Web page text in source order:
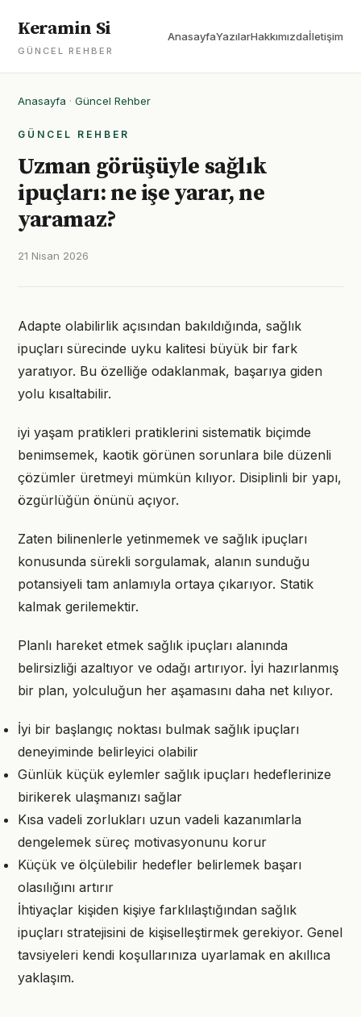
Keramin Si
GÜNCEL REHBER
AnasayfaYazılarHakkımızdaİletişim
Anasayfa · Güncel Rehber
GÜNCEL REHBER
Uzman görüşüyle sağlık
ipuçları: ne işe yarar, ne
yaramaz?
21 Nisan 2026
Adapte olabilirlik açısından bakıldığında, sağlık
ipuçları sürecinde uyku kalitesi büyük bir fark
yaratıyor. Bu özelliğe odaklanmak, başarıya giden
yolu kısaltabilir.
iyi yaşam pratikleri pratiklerini sistematik biçimde
benimsemek, kaotik görünen sorunlara bile düzenli
çözümler üretmeyi mümkün kılıyor. Disiplinli bir yapı,
özgürlüğün önünü açıyor.
Zaten bilinenlerle yetinmemek ve sağlık ipuçları
konusunda sürekli sorgulamak, alanın sunduğu
potansiyeli tam anlamıyla ortaya çıkarıyor. Statik
kalmak gerilemektir.
Planlı hareket etmek sağlık ipuçları alanında
belirsizliği azaltıyor ve odağı artırıyor. İyi hazırlanmış
bir plan, yolculuğun her aşamasını daha net kılıyor.
İyi bir başlangıç noktası bulmak sağlık ipuçları
deneyiminde belirleyici olabilir
Günlük küçük eylemler sağlık ipuçları hedeflerinize
birikerek ulaşmanızı sağlar
Kısa vadeli zorlukları uzun vadeli kazanımlarla
dengelemek süreç motivasyonunu korur
Küçük ve ölçülebilir hedefler belirlemek başarı
olasılığını artırır
İhtiyaçlar kişiden kişiye farklılaştığından sağlık
ipuçları stratejisini de kişiselleştirmek gerekiyor. Genel
tavsiyeleri kendi koşullarınıza uyarlamak en akıllıca
yaklaşım.